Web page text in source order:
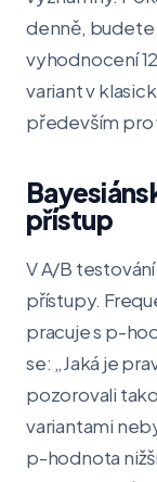
denně,
vyhodnocení
variant v
především pro
přístup
V A/B
přístupy.
pracuje s p-
se: „Jaká je
pozorovali
variantami
p-hodnota